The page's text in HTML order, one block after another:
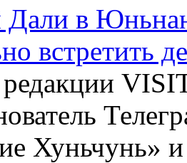
Дали в
встретить
редакции
Хуньчунь»